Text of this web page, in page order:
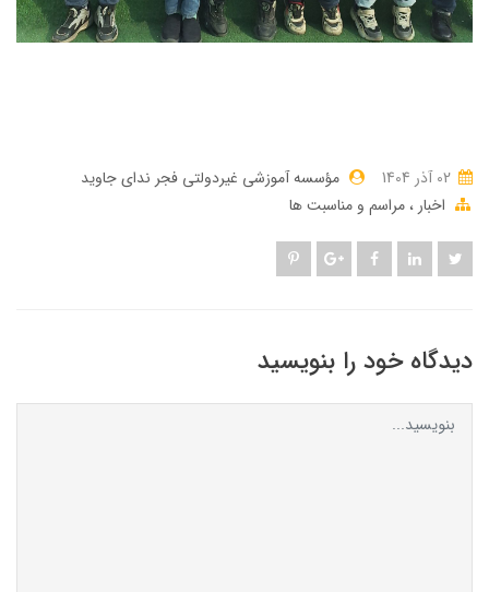
مؤسسه آموزشی غیردولتی فجر ندای جاوید
اخبار مراسم و مناسبت ها
دیدگاه خود را بنویسید